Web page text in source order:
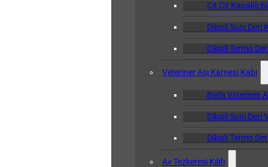
Çıt Çıt Kapaklı
Dikişli Suni Deri
Dikişli Termo
Veteriner Aşı Karnesi Kabı
Biala Veteriner
Dikişli Suni Deri
Dikişli Termo
Av Tezkeresi Kılıfı